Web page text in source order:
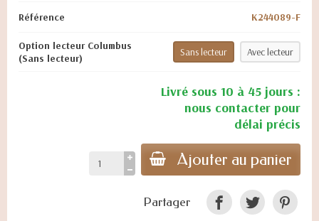
Référence K244089-F
Option lecteur Columbus
(Sans lecteur)
Sans lecteur Avec lecteur
Livré sous 10 à 45 jours :
nous contacter pour
délai précis
Ajouter au panier
Partager